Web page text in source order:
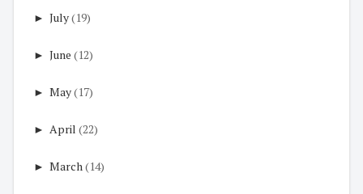
► July(19)
► June (12)
► May(17)
► April (22)
► March(14)